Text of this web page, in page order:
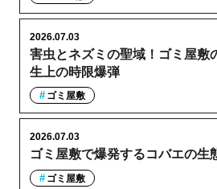
害虫とネズミの聖域！ゴミ屋敷
生上の時限爆弾
2026.07.03
ゴミ屋敷
ゴミ屋敷で爆発するコバエの生
2026.07.03
ゴミ屋敷